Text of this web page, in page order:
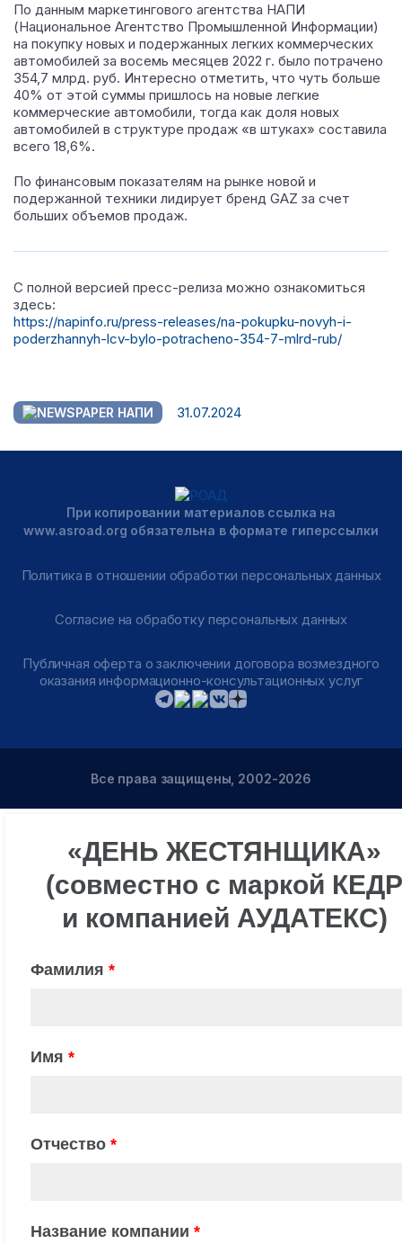
По данным маркетингового агентства НАПИ
(Национальное Агентство Промышленной Информации)
на покупку новых и подержанных легких коммерческих
автомобилей за восемь месяцев 2022 г. было потрачено
354,7 млрд. руб. Интересно отметить, что чуть больше
40% от этой суммы пришлось на новые легкие
коммерческие автомобили, тогда как доля новых
автомобилей в структуре продаж «в штуках» составила
всего 18,6%.
По финансовым показателям на рынке новой и
подержанной техники лидирует бренд GAZ за счет
больших объемов продаж.
С полной версией пресс-релиза можно ознакомиться
здесь:
https://napinfo.ru/press-releases/na-pokupku-novyh-i-
poderzhannyh-lcv-bylo-potracheno-354-7-mlrd-rub/
НАПИ 31.07.2024
При копировании материалов ссылка на
www.asroad.org обязательна в формате гиперссылки
Политика в отношении обработки персональных данных
Согласие на обработку персональных данных
Публичная оферта о заключении договора возмездного
оказания информационно-консультационных услуг
Все права защищены, 2002-2026